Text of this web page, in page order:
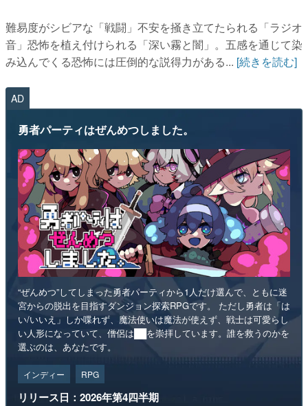
難易度がシビアな「戦闘」不安を掻き立てたられる「ラジオ
音」恐怖を植え付けられる「深い霧と闇」。五感を通じて染
み込んでくる恐怖には圧倒的な説得力がある... [続きを読む]
AD
勇者パーティはぜんめつしました。
“ぜんめつ”してしまった勇者パーティから1人だけ選んで、ともに迷
宮からの脱出を目指すダンジョン探索RPGです。 ただし勇者は「は
い/いいえ」しか喋れず、魔法使いは魔法が使えず、戦士は可愛らし
い人形になっていて、僧侶は██を崇拝しています。誰を救うのかを
選ぶのは、あなたです。
インディー RPG
リリース日：2026年第4四半期